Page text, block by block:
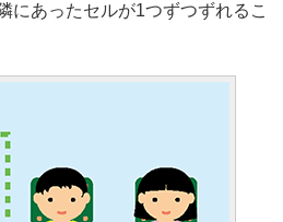
にあったセルが1つずつずれるこ